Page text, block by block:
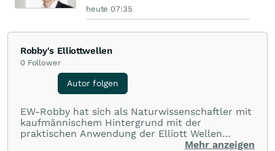
heute 07:35
Robby's Elliottwellen
0 Follower
Autor folgen
EW-Robby hat sich als Naturwissenschaftler mit
kaufmännischem Hintergrund mit der
praktischen Anwendung der Elliott Wellen
Theorie als ernsthaftes Verfahren zurMehr anzeigen